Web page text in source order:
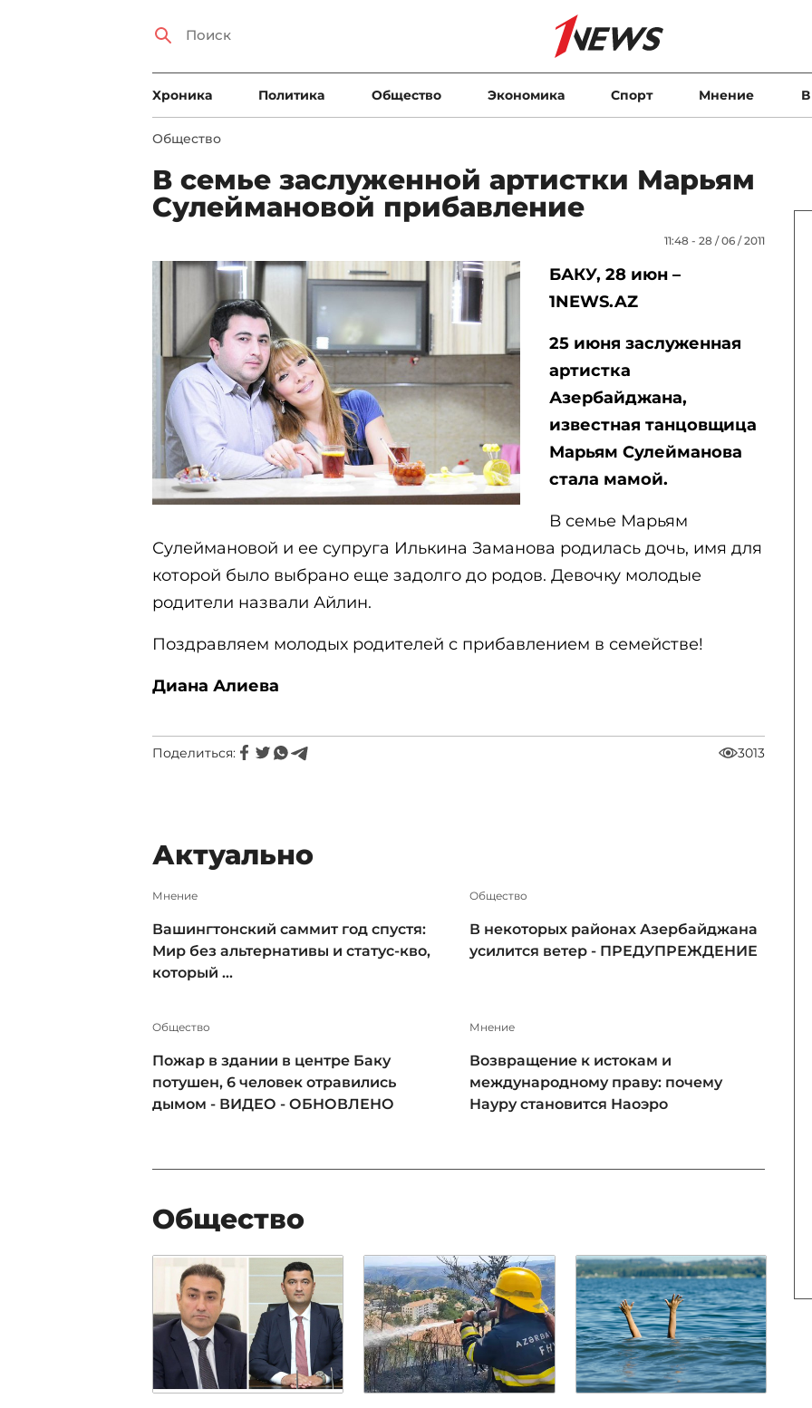
Xроника Политика Общество Экономика Спорт Мнение
Общество
В семье заслуженной артистки Марьям
Сулеймановой прибавление
11:48 - 28 / 06 / 2011
БАКУ, 28 июн –
1NEWS.AZ
25 июня заслуженная
артистка
Азербайджана,
известная танцовщица
Марьям Сулейманова
стала мамой.
В семье Марьям
Сулеймановой и ее супруга Илькина Заманова родилась дочь, имя для
которой было выбрано еще задолго до родов. Девочку молодые
родители назвали Айлин.
Поздравляем молодых родителей с прибавлением в семействе!
Диана Алиева
Поделиться: 3013
Актуально
Мнение
Вашингтонский саммит год спустя:
Мир без альтернативы и статус-кво,
который ...
Общество
В некоторых районах Азербайджана
усилится ветер - ПРЕДУПРЕЖДЕНИЕ
Общество
Пожар в здании в центре Баку
потушен, 6 человек отравились
дымом - ВИДЕО - ОБНОВЛЕНО
Мнение
Возвращение к истокам и
международному праву: почему
Науру становится Наоэро
Общество